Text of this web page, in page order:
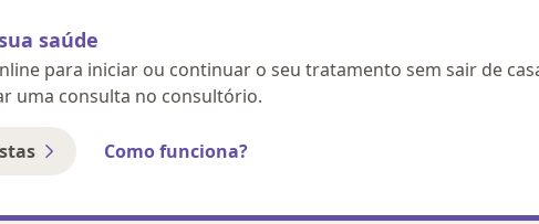
saúde
para iniciar ou continuar o seu tratamento sem sair de
uma consulta no consultório.
Como funciona?